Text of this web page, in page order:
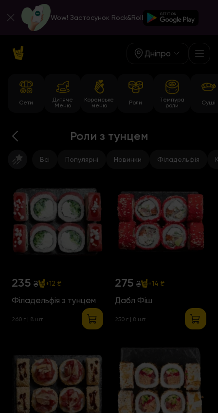
Wow! Застосунок Rock&Roll
Дніпро
Сети
Дитяче
Меню
Корейське
меню
Роли
Темпура
роли
Суші
Роли з тунцем
Всі Популярні Новинки Філадельфія
235 ₴ +12 ₴
Філадельфія з тунцем
260 г | 8 шт
275 ₴ +14 ₴
Дабл Фіш
250 г | 8 шт